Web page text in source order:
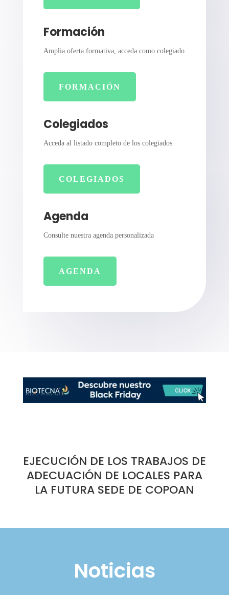
Formación
Amplia oferta formativa, acceda como colegiado
FORMACIÓN
Colegiados
Acceda al listado completo de los colegiados
COLEGIADOS
Agenda
Consulte nuestra agenda personalizada
AGENDA
EJECUCIÓN DE LOS TRABAJOS DE
ADECUACIÓN DE LOCALES PARA
LA FUTURA SEDE DE COPOAN
Noticias